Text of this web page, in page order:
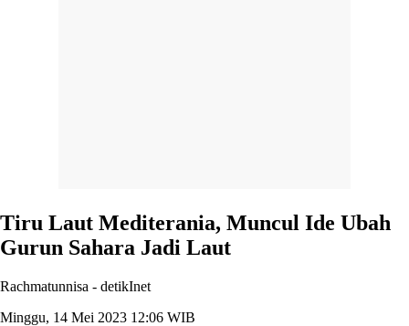
Tiru Laut Mediterania, Muncul Ide Ubah
Gurun Sahara Jadi Laut
Rachmatunnisa - detikInet
Minggu, 14 Mei 2023 12:06 WIB